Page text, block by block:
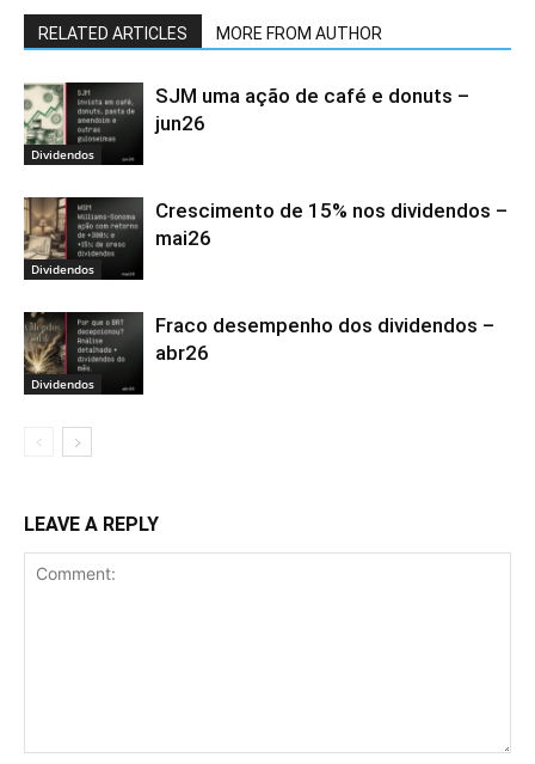
RELATED ARTICLES MORE FROM AUTHOR
Dividendos
SJM uma ação de café e donuts –
jun26
Dividendos
Crescimento de 15% nos dividendos –
mai26
Dividendos
Fraco desempenho dos dividendos –
abr26
LEAVE A REPLY